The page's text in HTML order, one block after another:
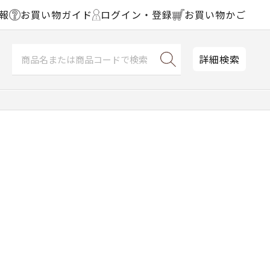
お買い物ガイド ログイン・登録 お買い物かご
詳細検索